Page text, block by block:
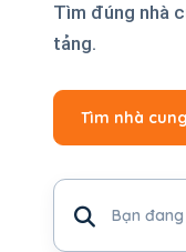
Tìm đúng nhà
tảng.
Tìm nhà